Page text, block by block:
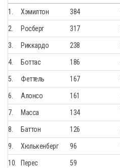
1. Хэмилтон 384
2. Росберг 317
3. Риккардо 238
4. Боттас 186
5. Феттель 167
6. Алонсо 161
7. Масса 134
8. Баттон 126
9. Хюлькенберг 96
10. Перес 59